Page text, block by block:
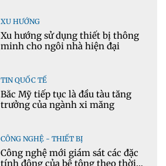
XU HƯỚNG
Xu hướng sử dụng thiết bị thông
minh cho ngôi nhà hiện đại
TIN QUỐC TẾ
Bắc Mỹ tiếp tục là đầu tàu tăng
trưởng của ngành xi măng
CÔNG NGHỆ - THIẾT BỊ
Công nghệ mới giám sát các đặc
tính động của bê tông theo thời